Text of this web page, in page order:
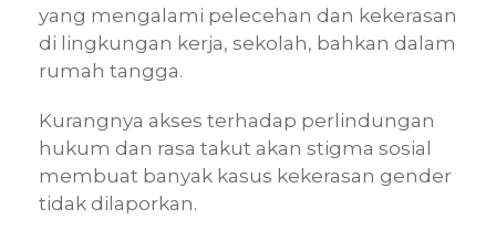
yang mengalami pelecehan dan kekerasan
di lingkungan kerja, sekolah, bahkan dalam
rumah tangga.
Kurangnya akses terhadap perlindungan
hukum dan rasa takut akan stigma sosial
membuat banyak kasus kekerasan gender
tidak dilaporkan.